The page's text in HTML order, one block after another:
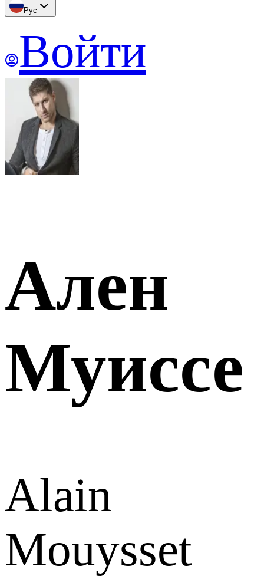
Рус
Войти
Ален
Муиссе
Alain
Mouysset